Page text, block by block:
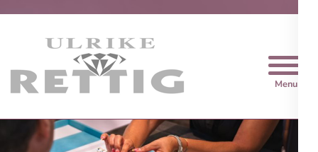
Trauringe Rettig